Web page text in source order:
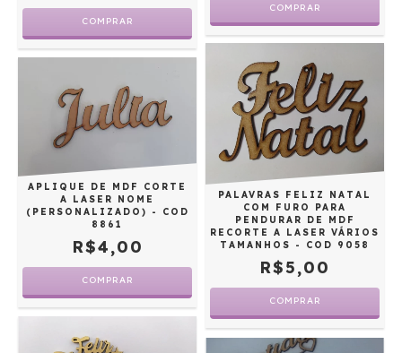
COMPRAR
COMPRAR
APLIQUE DE MDF CORTE
A LASER NOME
(PERSONALIZADO) - COD
8861
R$4,00
COMPRAR
PALAVRAS FELIZ NATAL
COM FURO PARA
PENDURAR DE MDF
RECORTE A LASER VÁRIOS
TAMANHOS - COD 9058
R$5,00
COMPRAR